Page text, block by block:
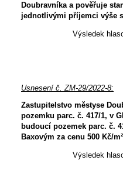
Doubravníka a pověřuje
jednotlivými příjemci výše
Výsledek
Usnesení č. ZM-29/2022-8:
Zastupitelstvo městyse
pozemku parc. č. 417/1, v
budoucí pozemek parc. č.
Baxovým za cenu 500 Kč/
Výsledek